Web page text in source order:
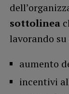
sottolinea
lavorando
aumento
incentivi